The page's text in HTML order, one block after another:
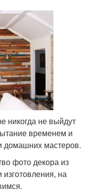
никогда не выйдут
временем и
домашних мастеров.
фото декора из
на